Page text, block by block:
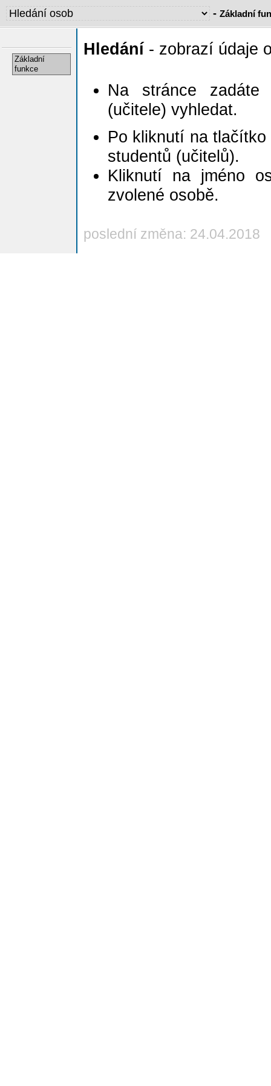
- Základní
Základní
funkce
Hledání- zobrazí údaje
Na stránce zadáte
(učitele) vyhledat.
Po kliknutí na tlačítko
studentů (učitelů).
Kliknutí na jméno
zvolené osobě.
poslední změna: 24.04.2018